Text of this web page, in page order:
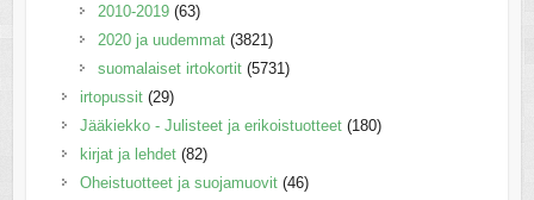
2010-2019 (63)
2020 ja uudemmat (3821)
suomalaiset irtokortit (5731)
irtopussit (29)
Jääkiekko - Julisteet ja erikoistuotteet (180)
kirjat ja lehdet (82)
Oheistuotteet ja suojamuovit (46)